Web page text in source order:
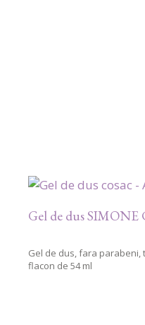
Gel de dus SIMONE
Gel de dus, fara parabeni,
flacon de 54 ml